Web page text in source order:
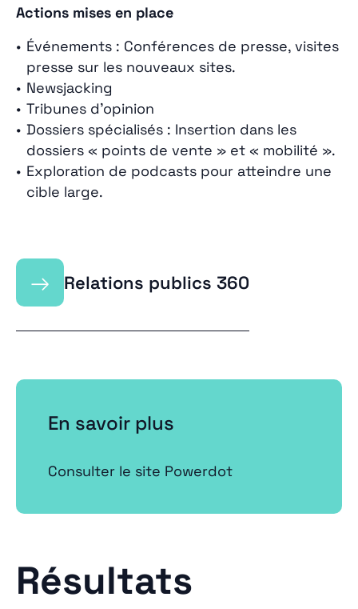
Actions mises en place
Événements : Conférences de presse, visites
presse sur les nouveaux sites.
Newsjacking
Tribunes d’opinion
Dossiers spécialisés : Insertion dans les
dossiers « points de vente » et « mobilité ».
Exploration de podcasts pour atteindre une
cible large.
→ Relations publics 360
En savoir plus
Consulter le site Powerdot
Résultats